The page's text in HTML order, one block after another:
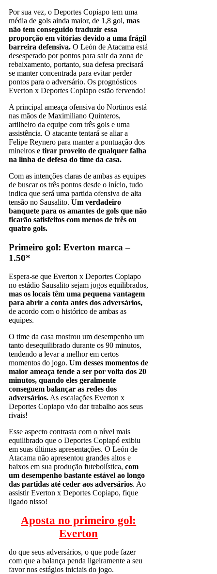
Por sua vez, o Deportes Copiapo tem uma
média de gols ainda maior, de 1,8 gol, mas
não tem conseguido traduzir essa
proporção em vitórias devido a uma frágil
barreira defensiva. O León de Atacama está
desesperado por pontos para sair da zona de
rebaixamento, portanto, sua defesa precisará
se manter concentrada para evitar perder
pontos para o adversário. Os prognósticos
Everton x Deportes Copiapo estão fervendo!
A principal ameaça ofensiva do Nortinos está
nas mãos de Maximiliano Quinteros,
artilheiro da equipe com três gols e uma
assistência. O atacante tentará se aliar a
Felipe Reynero para manter a pontuação dos
mineiros e tirar proveito de qualquer falha
na linha de defesa do time da casa.
Com as intenções claras de ambas as equipes
de buscar os três pontos desde o início, tudo
indica que será uma partida ofensiva de alta
tensão no Sausalito. Um verdadeiro
banquete para os amantes de gols que não
ficarão satisfeitos com menos de três ou
quatro gols.
Primeiro gol: Everton marca –
1.50*
Espera-se que Everton x Deportes Copiapo
no estádio Sausalito sejam jogos equilibrados,
mas os locais têm uma pequena vantagem
para abrir a conta antes dos adversários,
de acordo com o histórico de ambas as
equipes.
O time da casa mostrou um desempenho um
tanto desequilibrado durante os 90 minutos,
tendendo a levar a melhor em certos
momentos do jogo. Um desses momentos de
maior ameaça tende a ser por volta dos 20
minutos, quando eles geralmente
conseguem balançar as redes dos
adversários.As escalações Everton x
Deportes Copiapo vão dar trabalho aos seus
rivais!
Esse aspecto contrasta com o nível mais
equilibrado que o Deportes Copiapó exibiu
em suas últimas apresentações. O León de
Atacama não apresentou grandes altos e
baixos em sua produção futebolística, com
um desempenho bastante estável ao longo
das partidas até ceder aos adversários. Ao
assistir Everton x Deportes Copiapo, fique
ligado nisso!
Aposta no primeiro gol:
Everton
do que seus adversários, o que pode fazer
com que a balança penda ligeiramente a seu
favor nos estágios iniciais do jogo.